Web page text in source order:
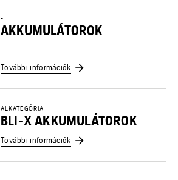
-
AKKUMULÁTOROK
További információk
ALKATEGÓRIA
BLI-X AKKUMULÁTOROK
További információk